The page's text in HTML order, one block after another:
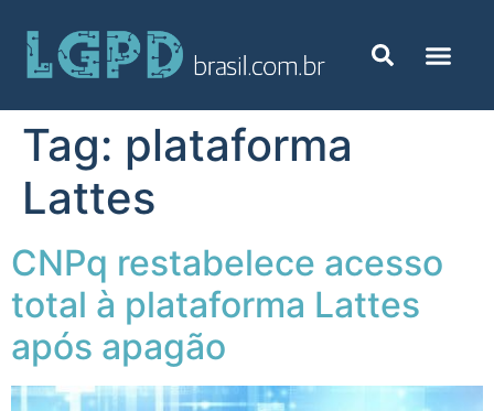
Tag: plataforma
Lattes
CNPq restabelece acesso
total à plataforma Lattes
após apagão